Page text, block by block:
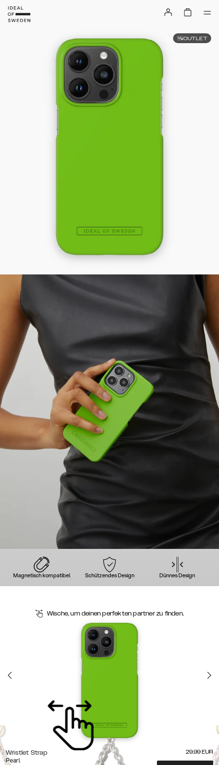
Magnetisch kompatibel Schützendes Design Dünnes Design
Wische, um deinen perfekten partner zu finden.
Wristlet Strap
Pearl
29.99 EUR
OUTLET